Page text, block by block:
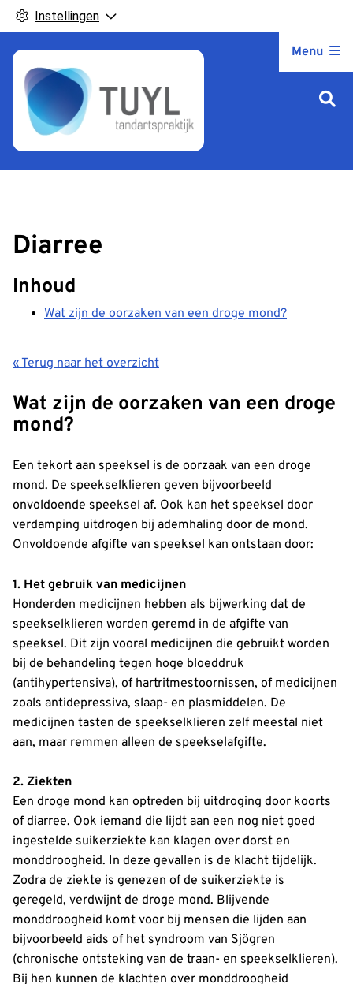
Instellingen
Menu
Diarree
Inhoud
Wat zijn de oorzaken van een droge mond?
« Terug naar het overzicht
Wat zijn de oorzaken van een droge
mond?
Een tekort aan speeksel is de oorzaak van een droge
mond. De speekselklieren geven bijvoorbeeld
onvoldoende speeksel af. Ook kan het speeksel door
verdamping uitdrogen bij ademhaling door de mond.
Onvoldoende afgifte van speeksel kan ontstaan door:
1. Het gebruik van medicijnen
Honderden medicijnen hebben als bijwerking dat de
speekselklieren worden geremd in de afgifte van
speeksel. Dit zijn vooral medicijnen die gebruikt worden
bij de behandeling tegen hoge bloeddruk
(antihypertensiva), of hartritmestoornissen, of medicijnen
zoals antidepressiva, slaap- en plasmiddelen. De
medicijnen tasten de speekselklieren zelf meestal niet
aan, maar remmen alleen de speekselafgifte.
2. Ziekten
Een droge mond kan optreden bij uitdroging door koorts
of diarree. Ook iemand die lijdt aan een nog niet goed
ingestelde suikerziekte kan klagen over dorst en
monddroogheid. In deze gevallen is de klacht tijdelijk.
Zodra de ziekte is genezen of de suikerziekte is
geregeld, verdwijnt de droge mond. Blijvende
monddroogheid komt voor bij mensen die lijden aan
bijvoorbeeld aids of het syndroom van Sjögren
(chronische ontsteking van de traan- en speekselklieren).
Bij hen kunnen de klachten over monddroogheid